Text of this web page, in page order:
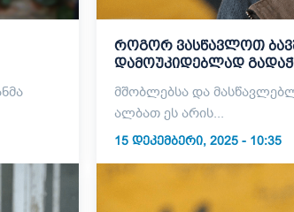
როგორ ვასწავლოთ
დამოუკიდებლად
მშობლებსა და
ალბათ ეს არის...
15 ᲓᲔᲙᲔᲛᲑᲔᲠᲘ, 2025 - 10:35